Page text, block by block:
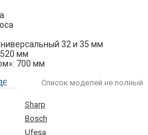
32 и 35 мм
мм
700 мм
Список моделей не полный
Sharp
Bosch
Ufesa